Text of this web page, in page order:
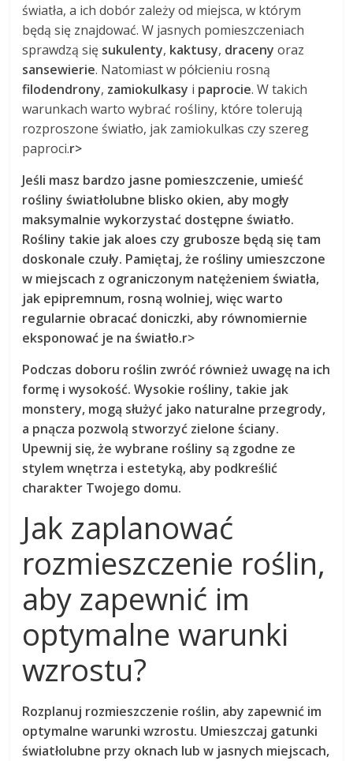
światła, a ich dobór zależy od miejsca, w którym
będą się znajdować. W jasnych pomieszczeniach
sprawdzą się sukulenty, kaktusy, draceny oraz
sansewierie. Natomiast w półcieniu rosną
filodendrony, zamiokulkasy i paprocie. W takich
warunkach warto wybrać rośliny, które tolerują
rozproszone światło, jak zamiokulkas czy szereg
paproci.r>
Jeśli masz bardzo jasne pomieszczenie, umieść
roślinyświatłolubne blisko okien, aby mogły
maksymalnie wykorzystać dostępne światło.
Rośliny takie jak aloes czy grubosze będą się tam
doskonale czuły. Pamiętaj, że rośliny umieszczone
w miejscach z ograniczonym natężeniem światła,
jak epipremnum, rosną wolniej, więc warto
regularnie obracać doniczki, aby równomiernie
eksponować je na światło.r>
Podczas doboru roślin zwróć również uwagę na ich
formę i wysokość. Wysokie rośliny, takie jak
monstery, mogą służyć jako naturalne przegrody,
a pnącza pozwolą stworzyć zielone ściany.
Upewnij się, że wybrane rośliny są zgodne ze
stylem wnętrza i estetyką, aby podkreślić
charakter Twojego domu.
Jak zaplanować
rozmieszczenie roślin,
aby zapewnić im
optymalne warunki
wzrostu?
Rozplanuj rozmieszczenie roślin, aby zapewnić im
optymalne warunki wzrostu. Umieszczaj gatunki
światłolubne przy oknach lub w jasnych miejscach,